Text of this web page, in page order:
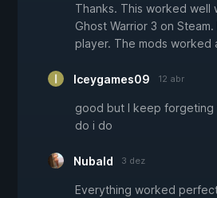
Thanks. This worked well
Ghost Warrior 3 on
player. The mods worked
Iceygames09 12 abr
good but I keep forgeting
do i do
Nubald 3 dez
Everything worked